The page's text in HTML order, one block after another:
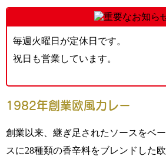
毎週火曜日が定休日です。
祝日も営業しています。
1982年創業欧風カレー
創業以来、継ぎ足されたソースをベー
スに28種類の香辛料をブレンドした欧